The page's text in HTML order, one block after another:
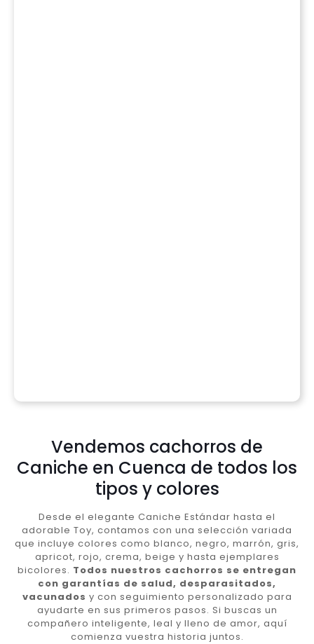
Vendemos cachorros de
Caniche en Cuenca de todos los
tipos y colores
Desde el elegante Caniche Estándar hasta el
adorable Toy, contamos con una selección variada
que incluye colores como blanco, negro, marrón, gris,
apricot, rojo, crema, beige y hasta ejemplares
bicolores. Todos nuestros cachorros se entregan
con garantías de salud, desparasitados,
vacunados y con seguimiento personalizado para
ayudarte en sus primeros pasos. Si buscas un
compañero inteligente, leal y lleno de amor, aquí
comienza vuestra historia juntos.